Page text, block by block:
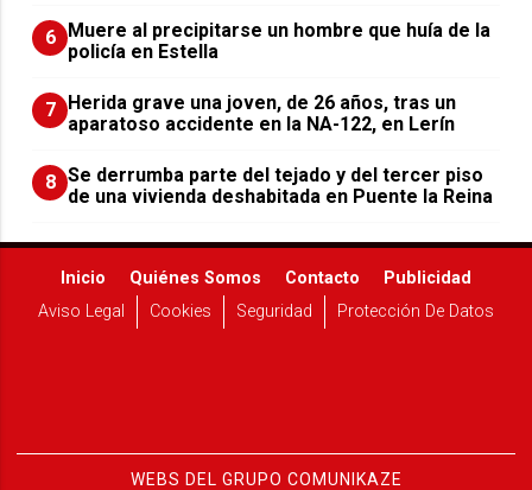
6 Muere al precipitarse un hombre que huía de la
policía en Estella
7 Herida grave una joven, de 26 años, tras un
aparatoso accidente en la NA-122, en Lerín
8 Se derrumba parte del tejado y del tercer piso
de una vivienda deshabitada en Puente la Reina
Inicio Quiénes Somos Contacto
Publicidad
Aviso Legal
Cookies Seguridad Protección De Datos
WEBS DEL GRUPO COMUNIKAZE